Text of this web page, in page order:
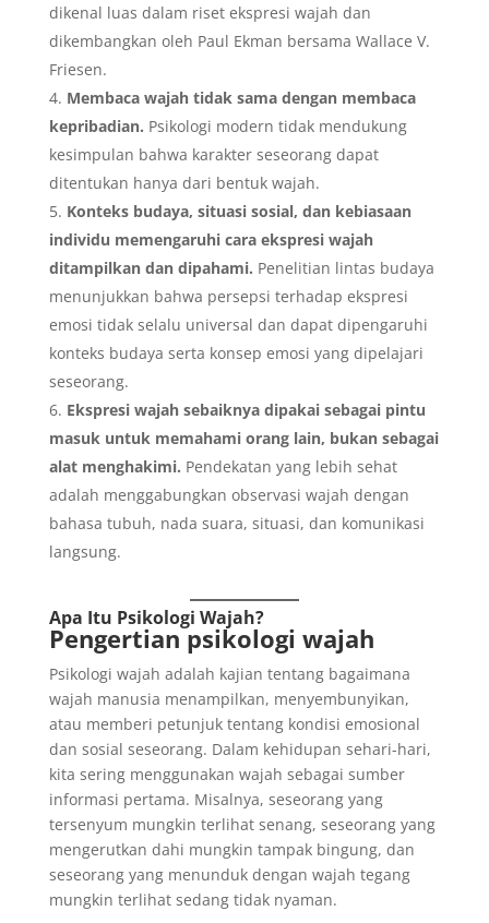
dikenal luas dalam riset ekspresi wajah dan
dikembangkan oleh Paul Ekman bersama Wallace V.
Friesen.
Membaca wajah tidak sama dengan membaca
kepribadian. Psikologi modern tidak mendukung
kesimpulan bahwa karakter seseorang dapat
ditentukan hanya dari bentuk wajah.
Konteks budaya, situasi sosial, dan kebiasaan
individu memengaruhi cara ekspresi wajah
ditampilkan dan dipahami. Penelitian lintas budaya
menunjukkan bahwa persepsi terhadap ekspresi
emosi tidak selalu universal dan dapat dipengaruhi
konteks budaya serta konsep emosi yang dipelajari
seseorang.
Ekspresi wajah sebaiknya dipakai sebagai pintu
masuk untuk memahami orang lain, bukan sebagai
alat menghakimi. Pendekatan yang lebih sehat
adalah menggabungkan observasi wajah dengan
bahasa tubuh, nada suara, situasi, dan komunikasi
langsung.
Apa Itu Psikologi Wajah?
Pengertian psikologi wajah
Psikologi wajah adalah kajian tentang bagaimana
wajah manusia menampilkan, menyembunyikan,
atau memberi petunjuk tentang kondisi emosional
dan sosial seseorang. Dalam kehidupan sehari-hari,
kita sering menggunakan wajah sebagai sumber
informasi pertama. Misalnya, seseorang yang
tersenyum mungkin terlihat senang, seseorang yang
mengerutkan dahi mungkin tampak bingung, dan
seseorang yang menunduk dengan wajah tegang
mungkin terlihat sedang tidak nyaman.